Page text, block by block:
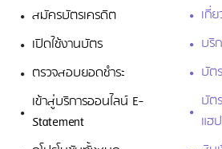
เครื่องเอาไว้
สมัครบัตรเครดิต
เปิดใช้งานบัตร
ตรวจสอบยอดชำระ
เข้าสู่บริการออนไลน์ E-
Statement
เกี่
บริ
บัต
บัต
แฮ